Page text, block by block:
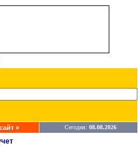
» Сегодня: 08.08.2026